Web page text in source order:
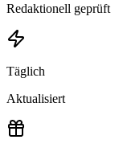
Redaktionell geprüft
Täglich
Aktualisiert